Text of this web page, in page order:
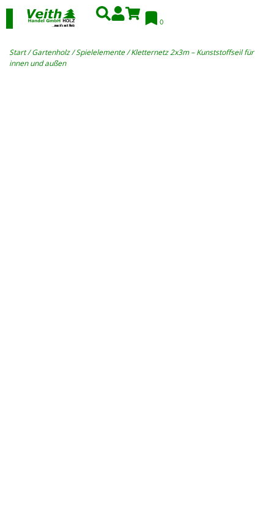
0
Start/Gartenholz/Spielelemente/ Kletternetz 2x3m – Kunststoffseil für
innen und außen